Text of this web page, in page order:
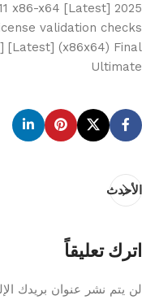
x86-x64 [Latest] 2025
validation checks
[Latest] (x86x64) Final
Ultimate
الأحدث
اترك تعليقاً
لن يتم نشر عنوان بريدك